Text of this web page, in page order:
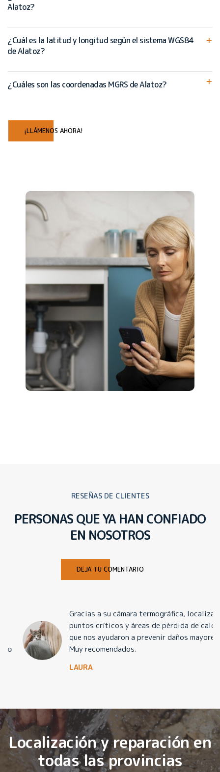
Alatoz?
¿Cuál es la latitud y longitud según el sistema WGS84
de Alatoz?
¿Cuáles son las coordenadas MGRS de Alatoz?
¡LLÁMENOS AHORA!
RESEÑAS DE CLIENTES
PERSONAS QUE YA HAN CONFIADO
EN NOSOTROS
DEJA TU COMENTARIO
Gracias a su cámara termográfica, localizaron
puntos críticos y áreas de pérdida de calor
que nos ayudaron a prevenir daños mayores.
Muy recomendados.
LAURA
Localización y reparación en
todas las provincias